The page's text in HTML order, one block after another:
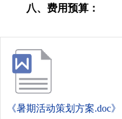
八、费用预算：
《暑期活动策划方案.doc》